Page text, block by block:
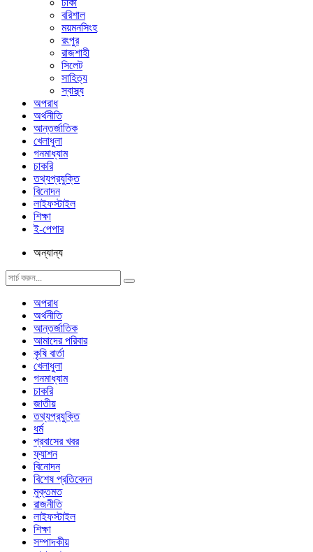
ঢাকা
বরিশাল
ময়মনসিংহ
রংপুর
রাজশাহী
সিলেট
সাহিত্য
স্বাস্থ্য
অপরাধ
অর্থনীতি
আন্তর্জাতিক
খেলাধুলা
গনমাধ্যাম
চাকরি
তথ্যপ্রযুক্তি
বিনোদন
লাইফস্টাইল
শিক্ষা
ই-পেপার
অন্যান্য
অপরাধ
অর্থনীতি
আন্তর্জাতিক
আমাদের পরিবার
কৃষি বার্তা
খেলাধুলা
গনমাধ্যাম
চাকরি
জাতীয়
তথ্যপ্রযুক্তি
ধর্ম
প্রবাসের খবর
ফ্যাশন
বিনোদন
বিশেষ প্রতিবেদন
মুক্তমত
রাজনীতি
লাইফস্টাইল
শিক্ষা
সম্পাদকীয়